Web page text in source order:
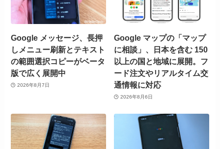
Google メッセージ、長押
しメニュー刷新とテキスト
の範囲選択コピーがベータ
版で広く展開中
2026年8月7日
Google マップの「マップ
に相談」、日本を含む 150
以上の国と地域に展開。フ
ード注文やリアルタイム交
通情報に対応
2026年8月6日